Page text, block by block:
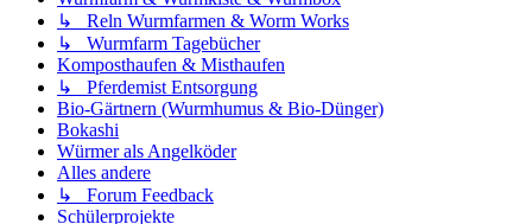
↳ Reln Wurmfarmen & Worm Works
↳ Wurmfarm Tagebücher
Komposthaufen & Misthaufen
↳ Pferdemist Entsorgung
Bio-Gärtnern (Wurmhumus & Bio-Dünger)
Bokashi
Würmer als Angelköder
Alles andere
↳ Forum Feedback
Schülerprojekte